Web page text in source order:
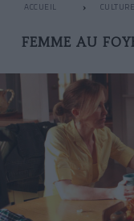
ACCUEIL CULTURE
FEMME AU